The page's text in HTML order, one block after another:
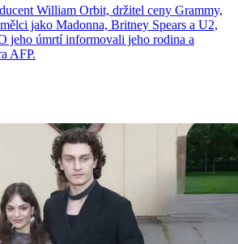
William Orbit, držitel ceny Grammy,
jako Madonna, Britney Spears a U2,
jeho úmrtí informovali jeho rodina a
AFP.